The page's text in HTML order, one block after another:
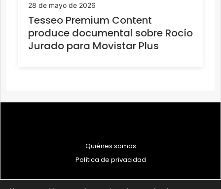
28 de mayo de 2026
Tesseo Premium Content
produce documental sobre Rocío
Jurado para Movistar Plus
Quiénes somos
Política de privacidad